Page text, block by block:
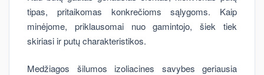
tipas, pritaikomas konkrečioms sąlygoms. Kaip
minėjome, priklausomai nuo gamintojo, šiek tiek
skiriasi ir putų charakteristikos.
Medžiagos šilumos izoliacines savybes geriausia